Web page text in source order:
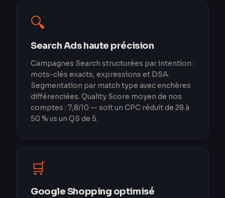
🔍
Search Ads haute précision
Campagnes Search structurées par intention :
mots-clés exacts, expressions et DSA.
Segmentation par match type avec enchères
différenciées. Quality Score moyen de nos
comptes : 7,8/10 — soit un CPC réduit de 28 à
50 % vs un QS de 5.
🛒
Google Shopping optimisé